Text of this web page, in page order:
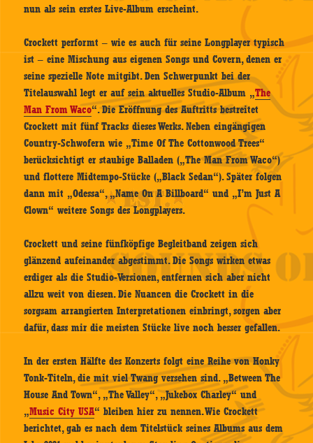
nun als sein erstes Live-Album erscheint.
Crockett performt – wie es auch für seine Longplayer typisch
ist – eine Mischung aus eigenen Songs und Covern, denen er
seine spezielle Note mitgibt. Den Schwerpunkt bei der
Titelauswahl legt er auf sein aktuelles Studio-Album „The
Man From Waco“. Die Eröffnung des Auftritts bestreitet
Crockett mit fünf Tracks dieses Werks. Neben eingängigen
Country-Schwofern wie „Time Of The Cottonwood Trees“
berücksichtigt er staubige Balladen („The Man From Waco“)
und flottere Midtempo-Stücke („Black Sedan“). Später folgen
dann mit „Odessa“, „Name On A Billboard“ und „I’m Just A
Clown“ weitere Songs des Longplayers.
Crockett und seine fünfköpfige Begleitband zeigen sich
glänzend aufeinander abgestimmt. Die Songs wirken etwas
erdiger als die Studio-Versionen, entfernen sich aber nicht
allzu weit von diesen. Die Nuancen die Crockett in die
sorgsam arrangierten Interpretationen einbringt, sorgen aber
dafür, dass mir die meisten Stücke live noch besser gefallen.
In der ersten Hälfte des Konzerts folgt eine Reihe von Honky
Tonk-Titeln, die mit viel Twang versehen sind. „Between The
House And Town“, „The Valley“, „Jukebox Charley“ und
„Music City USA“ bleiben hier zu nennen. Wie Crockett
berichtet, gab es nach dem Titelstück seines Albums aus dem